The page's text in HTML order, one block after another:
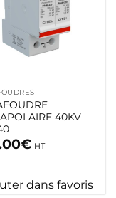
40KV
€ HT
dans favoris